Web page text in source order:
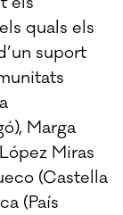
quals els
suport
Marga
Miras
(Castella
(País